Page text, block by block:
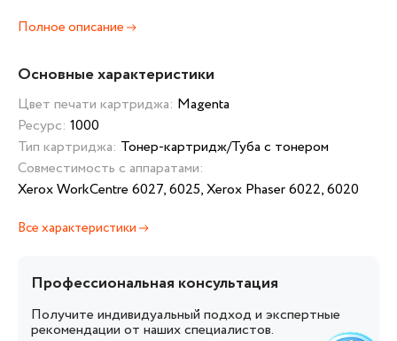
Полное описание
Основные характеристики
Цвет печати картриджа: Magenta
Ресурс: 1000
Тип картриджа: Тонер-картридж/Туба с тонером
Совместимость с аппаратами:
Xerox WorkCentre 6027, 6025, Xerox Phaser 6022, 6020
Все характеристики
Профессиональная консультация
Получите индивидуальный подход и экспертные
рекомендации от наших специалистов.